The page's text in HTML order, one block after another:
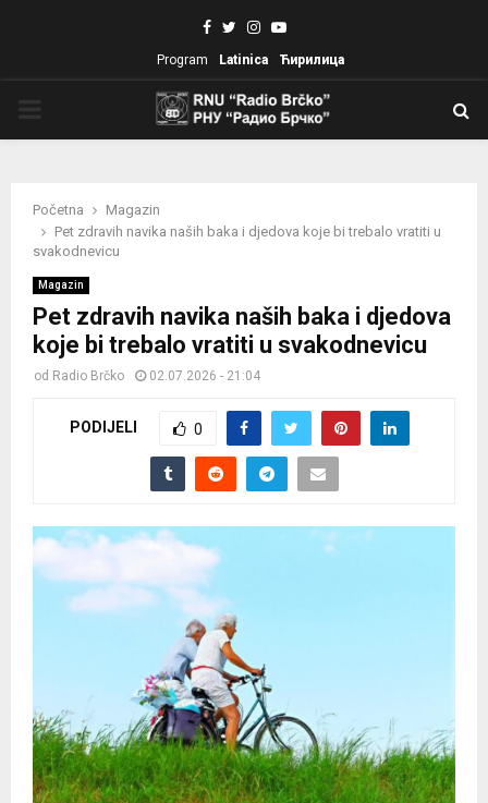
Facebook
TwitterInstagram
Youtube
Program Latinica Ћирилица
Početna
Magazin
Pet zdravih navika naših baka i djedova koje bi trebalo vratiti u
svakodnevicu
Magazin
Pet zdravih navika naših baka i djedova
koje bi trebalo vratiti u svakodnevicu
od Radio Brčko 02.07.2026 - 21:04
PODIJELI 0